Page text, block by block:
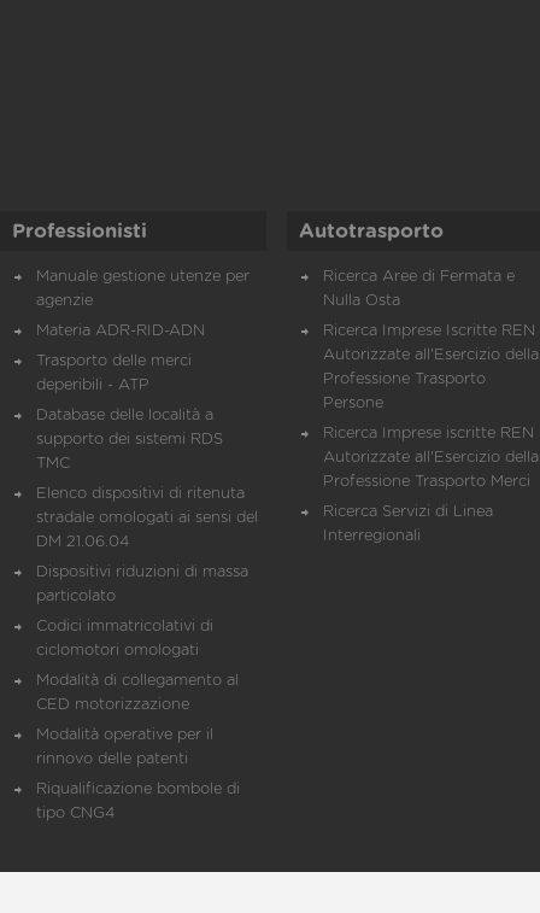
Professionisti
Manuale gestione utenze per
agenzie
Materia ADR-RID-ADN
Trasporto delle merci
deperibili - ATP
Database delle località a
supporto dei sistemi RDS
TMC
Elenco dispositivi di ritenuta
stradale omologati ai sensi del
DM 21.06.04
Dispositivi riduzioni di massa
particolato
Codici immatricolativi di
ciclomotori omologati
Modalità di collegamento al
CED motorizzazione
Modalità operative per il
rinnovo delle patenti
Riqualificazione bombole di
tipo CNG4
Autotrasporto
Ricerca Aree di Fermata e
Nulla Osta
Ricerca Imprese Iscritte REN
Autorizzate all'Esercizio della
Professione Trasporto
Persone
Ricerca Imprese iscritte REN
Autorizzate all'Esercizio della
Professione Trasporto Merci
Ricerca Servizi di Linea
Interregionali